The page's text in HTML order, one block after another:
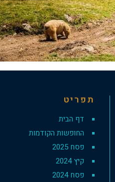
תפריט
דף הבית
החופשות הקודמות
פסח 2025
קיץ 2024
פסח 2024